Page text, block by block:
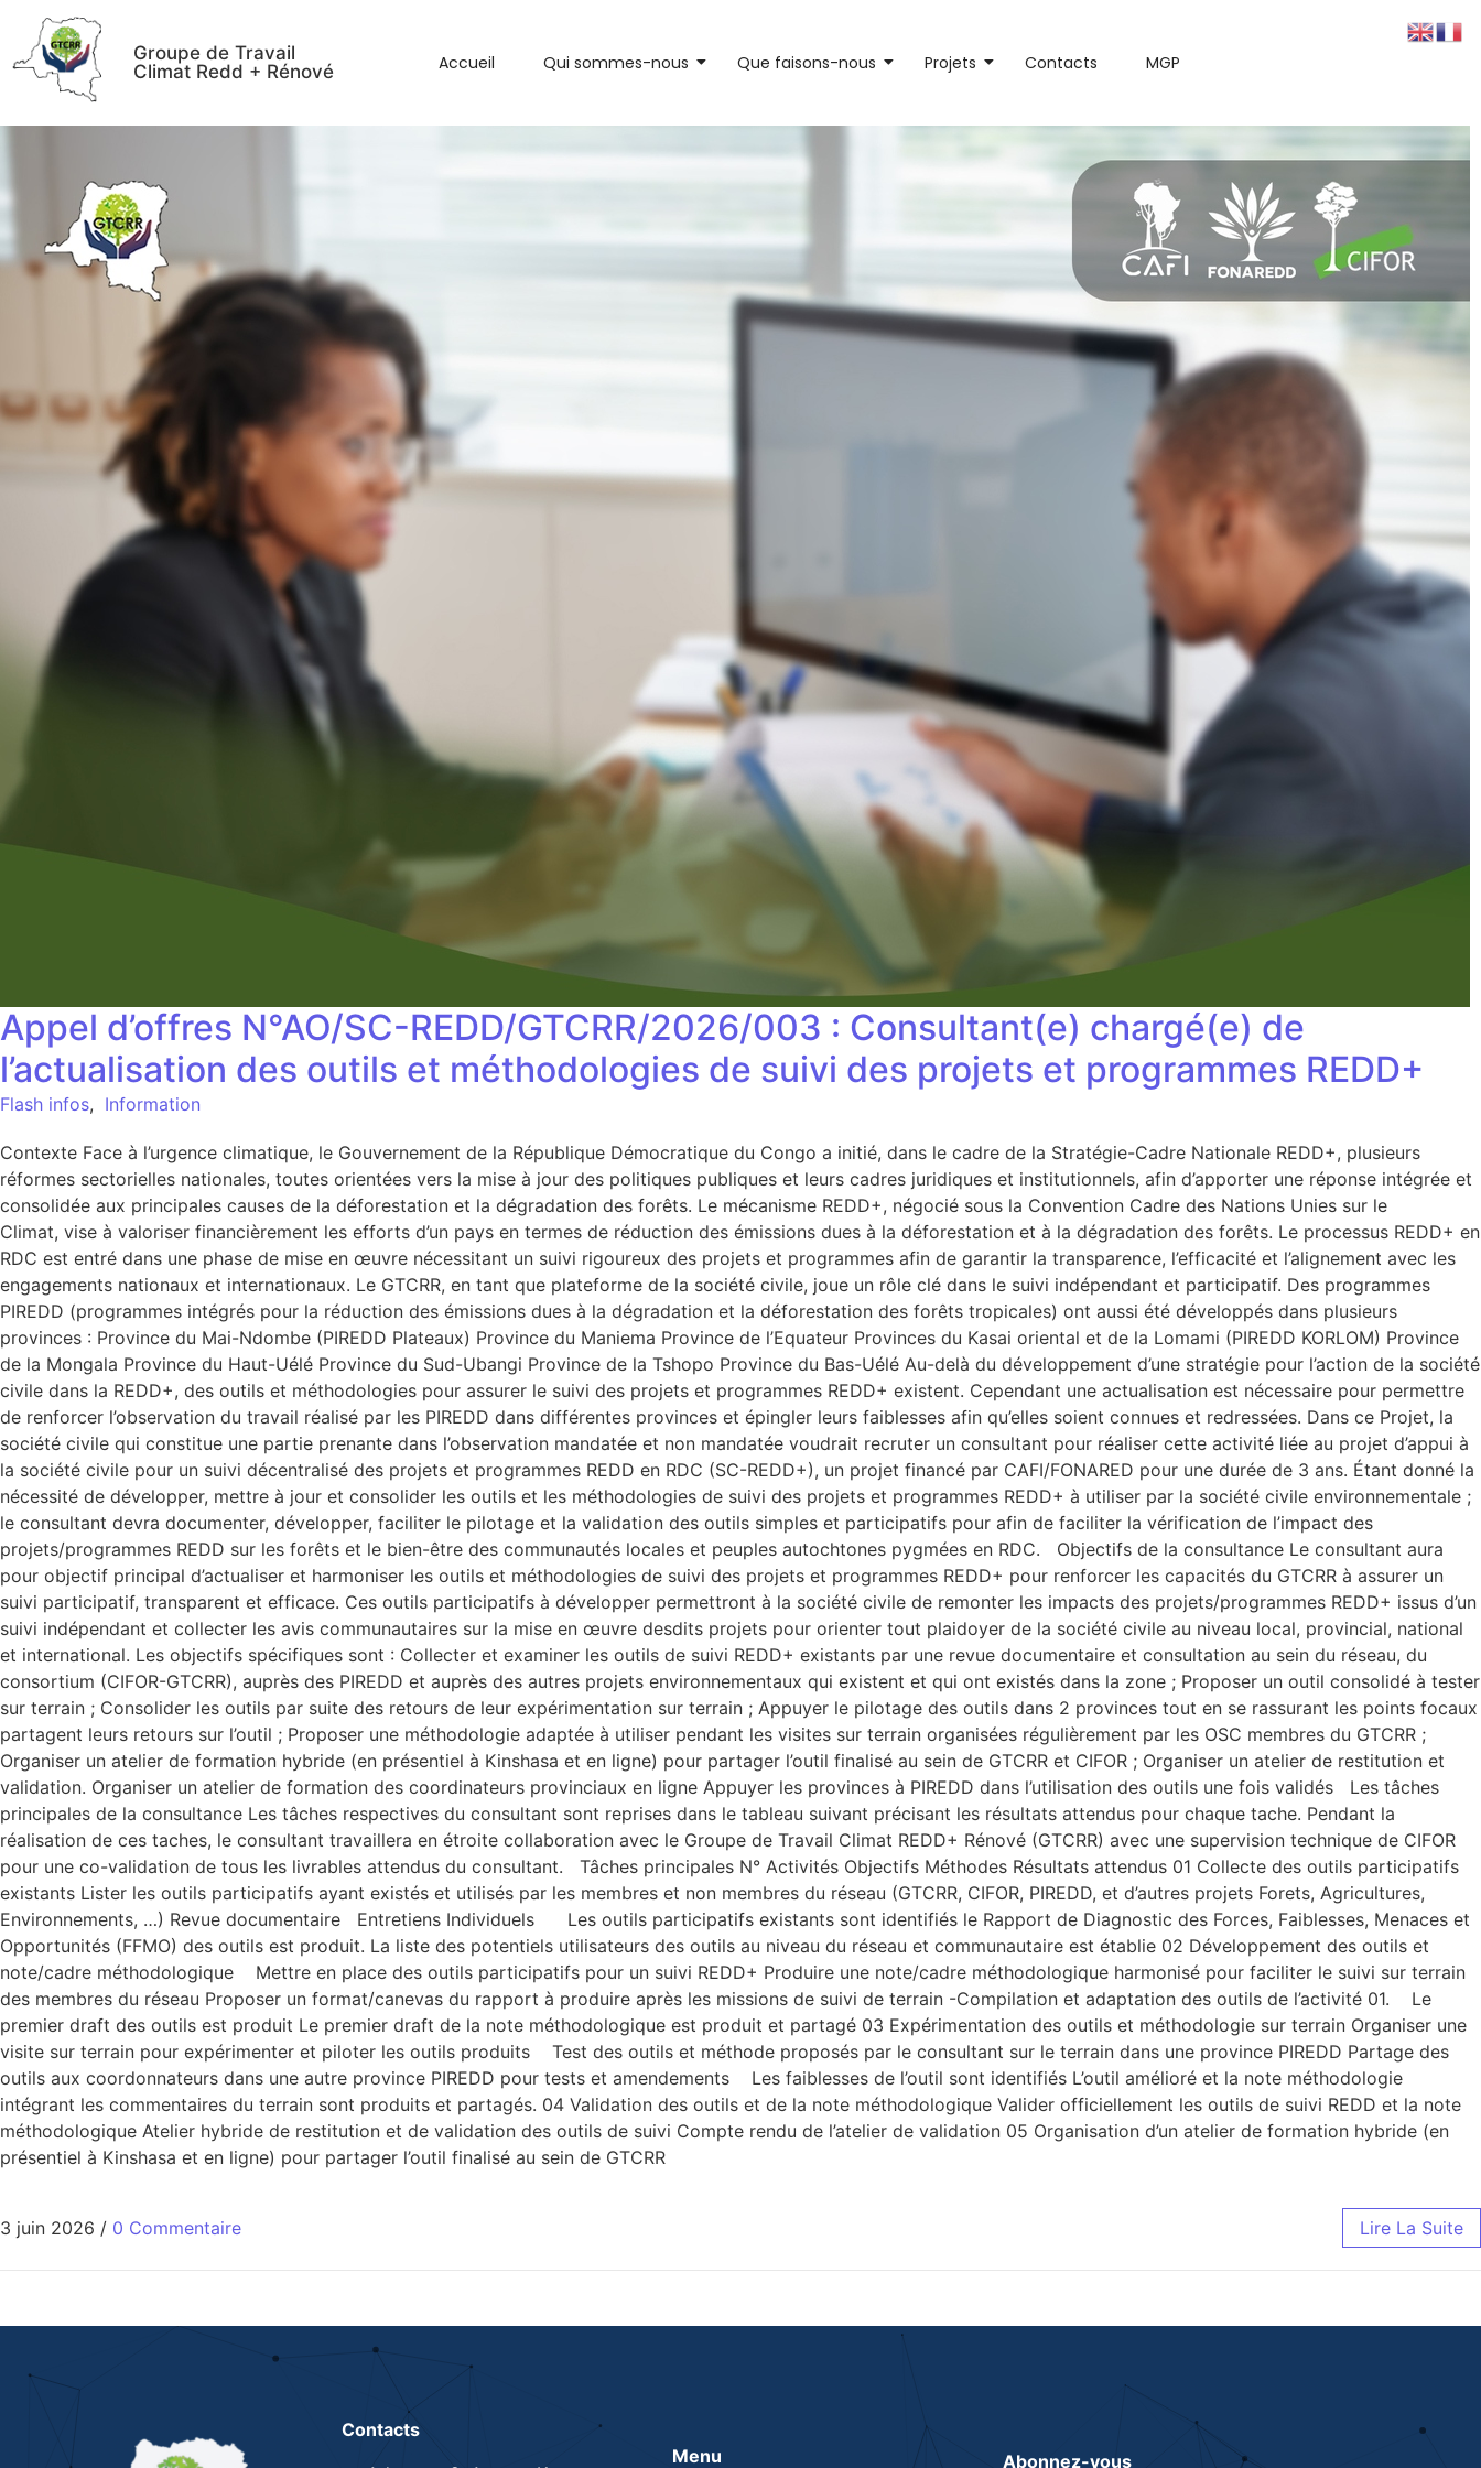
Groupe de Travail
Climat Redd + Rénové
Accueil Qui sommes-nous Que faisons-nous Projets Contacts MGP
Appel d’offres N°AO/SC-REDD/GTCRR/2026/003 : Consultant(e) chargé(e) de
l’actualisation des outils et méthodologies de suivi des projets et programmes REDD+
Flash infos, Information
Contexte Face à l’urgence climatique, le Gouvernement de la République Démocratique du Congo a initié, dans le cadre de la Stratégie-Cadre Nationale REDD+, plusieurs
réformes sectorielles nationales, toutes orientées vers la mise à jour des politiques publiques et leurs cadres juridiques et institutionnels, afin d’apporter une réponse intégrée et
consolidée aux principales causes de la déforestation et la dégradation des forêts. Le mécanisme REDD+, négocié sous la Convention Cadre des Nations Unies sur le
Climat, vise à valoriser financièrement les efforts d’un pays en termes de réduction des émissions dues à la déforestation et à la dégradation des forêts. Le processus REDD+ en
RDC est entré dans une phase de mise en œuvre nécessitant un suivi rigoureux des projets et programmes afin de garantir la transparence, l’efficacité et l’alignement avec les
engagements nationaux et internationaux. Le GTCRR, en tant que plateforme de la société civile, joue un rôle clé dans le suivi indépendant et participatif. Des programmes
PIREDD (programmes intégrés pour la réduction des émissions dues à la dégradation et la déforestation des forêts tropicales) ont aussi été développés dans plusieurs
provinces : Province du Mai-Ndombe (PIREDD Plateaux) Province du Maniema Province de l’Equateur Provinces du Kasai oriental et de la Lomami (PIREDD KORLOM) Province
de la Mongala Province du Haut-Uélé Province du Sud-Ubangi Province de la Tshopo Province du Bas-Uélé Au-delà du développement d’une stratégie pour l’action de la société
civile dans la REDD+, des outils et méthodologies pour assurer le suivi des projets et programmes REDD+ existent. Cependant une actualisation est nécessaire pour permettre
de renforcer l’observation du travail réalisé par les PIREDD dans différentes provinces et épingler leurs faiblesses afin qu’elles soient connues et redressées. Dans ce Projet, la
société civile qui constitue une partie prenante dans l’observation mandatée et non mandatée voudrait recruter un consultant pour réaliser cette activité liée au projet d’appui à
la société civile pour un suivi décentralisé des projets et programmes REDD en RDC (SC-REDD+), un projet financé par CAFI/FONARED pour une durée de 3 ans. Étant donné la
nécessité de développer, mettre à jour et consolider les outils et les méthodologies de suivi des projets et programmes REDD+ à utiliser par la société civile environnementale ;
le consultant devra documenter, développer, faciliter le pilotage et la validation des outils simples et participatifs pour afin de faciliter la vérification de l’impact des
projets/programmes REDD sur les forêts et le bien-être des communautés locales et peuples autochtones pygmées en RDC. Objectifs de la consultance Le consultant aura
pour objectif principal d’actualiser et harmoniser les outils et méthodologies de suivi des projets et programmes REDD+ pour renforcer les capacités du GTCRR à assurer un
suivi participatif, transparent et efficace. Ces outils participatifs à développer permettront à la société civile de remonter les impacts des projets/programmes REDD+ issus d’un
suivi indépendant et collecter les avis communautaires sur la mise en œuvre desdits projets pour orienter tout plaidoyer de la société civile au niveau local, provincial, national
et international. Les objectifs spécifiques sont : Collecter et examiner les outils de suivi REDD+ existants par une revue documentaire et consultation au sein du réseau, du
consortium (CIFOR-GTCRR), auprès des PIREDD et auprès des autres projets environnementaux qui existent et qui ont existés dans la zone ; Proposer un outil consolidé à tester
sur terrain ; Consolider les outils par suite des retours de leur expérimentation sur terrain ; Appuyer le pilotage des outils dans 2 provinces tout en se rassurant les points focaux
partagent leurs retours sur l’outil ; Proposer une méthodologie adaptée à utiliser pendant les visites sur terrain organisées régulièrement par les OSC membres du GTCRR ;
Organiser un atelier de formation hybride (en présentiel à Kinshasa et en ligne) pour partager l’outil finalisé au sein de GTCRR et CIFOR ; Organiser un atelier de restitution et
validation. Organiser un atelier de formation des coordinateurs provinciaux en ligne Appuyer les provinces à PIREDD dans l’utilisation des outils une fois validés Les tâches
principales de la consultance Les tâches respectives du consultant sont reprises dans le tableau suivant précisant les résultats attendus pour chaque tache. Pendant la
réalisation de ces taches, le consultant travaillera en étroite collaboration avec le Groupe de Travail Climat REDD+ Rénové (GTCRR) avec une supervision technique de CIFOR
pour une co-validation de tous les livrables attendus du consultant. Tâches principales N° Activités Objectifs Méthodes Résultats attendus 01 Collecte des outils participatifs
existants Lister les outils participatifs ayant existés et utilisés par les membres et non membres du réseau (GTCRR, CIFOR, PIREDD, et d’autres projets Forets, Agricultures,
Environnements, …) Revue documentaire Entretiens Individuels Les outils participatifs existants sont identifiés le Rapport de Diagnostic des Forces, Faiblesses, Menaces et
Opportunités (FFMO) des outils est produit. La liste des potentiels utilisateurs des outils au niveau du réseau et communautaire est établie 02 Développement des outils et
note/cadre méthodologique Mettre en place des outils participatifs pour un suivi REDD+ Produire une note/cadre méthodologique harmonisé pour faciliter le suivi sur terrain
des membres du réseau Proposer un format/canevas du rapport à produire après les missions de suivi de terrain -Compilation et adaptation des outils de l’activité 01. Le
premier draft des outils est produit Le premier draft de la note méthodologique est produit et partagé 03 Expérimentation des outils et méthodologie sur terrain Organiser une
visite sur terrain pour expérimenter et piloter les outils produits Test des outils et méthode proposés par le consultant sur le terrain dans une province PIREDD Partage des
outils aux coordonnateurs dans une autre province PIREDD pour tests et amendements Les faiblesses de l’outil sont identifiés L’outil amélioré et la note méthodologie
intégrant les commentaires du terrain sont produits et partagés. 04 Validation des outils et de la note méthodologique Valider officiellement les outils de suivi REDD et la note
méthodologique Atelier hybride de restitution et de validation des outils de suivi Compte rendu de l’atelier de validation 05 Organisation d’un atelier de formation hybride (en
présentiel à Kinshasa et en ligne) pour partager l’outil finalisé au sein de GTCRR
3 juin 2026 / 0 Commentaire Lire La Suite
Contacts
Menu Abonnez-vous